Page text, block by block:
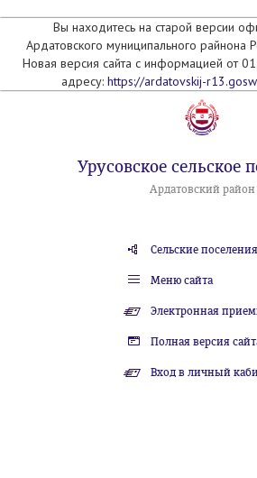
Вы находитесь на старой версии
Ардатовского муниципального райнона
Новая версия сайта с информацией от
адресу: https://ardatovskij-
Урусовское сельское
Ардатовский район
Сельские поселения
Меню сайта
Электронная
Полная версия
Вход в личный